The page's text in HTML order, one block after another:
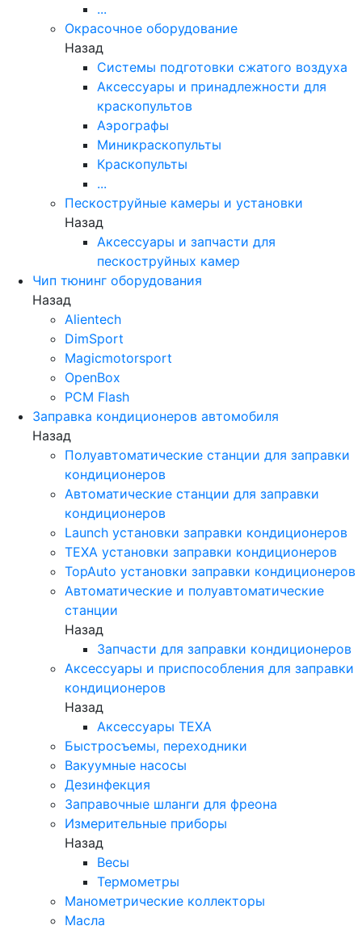
...
Окрасочное оборудование
Назад
Системы подготовки сжатого воздуха
Аксессуары и принадлежности для
краскопультов
Аэрографы
Миникраскопульты
Краскопульты
...
Пескоструйные камеры и установки
Назад
Аксессуары и запчасти для
пескоструйных камер
Чип тюнинг оборудования
Назад
Alientech
DimSport
Magicmotorsport
OpenBox
PCM Flash
Заправка кондиционеров автомобиля
Назад
Полуавтоматические станции для заправки
кондиционеров
Автоматические станции для заправки
кондиционеров
Launch установки заправки кондиционеров
TEXA установки заправки кондиционеров
TopAuto установки заправки кондиционеров
Автоматические и полуавтоматические
станции
Назад
Запчасти для заправки кондиционеров
Аксессуары и приспособления для заправки
кондиционеров
Назад
Аксессуары TEXA
Быстросъемы, переходники
Вакуумные насосы
Дезинфекция
Заправочные шланги для фреона
Измерительные приборы
Назад
Весы
Термометры
Манометрические коллекторы
Масла